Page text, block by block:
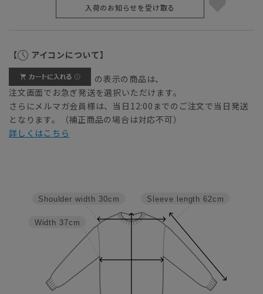
入荷のお知らせを受け取る
【 アイコンについて】
の表示の商品は、
注文画面でお急ぎ発送を選択いただけます。
さらにメルマガ会員様は、当日12:00までのご注文で当日発送
となります。（補正商品の場合は対応不可）
詳しくはこちら
Sleeve length 62cm
Width 37cm
Shoulder width 30cm